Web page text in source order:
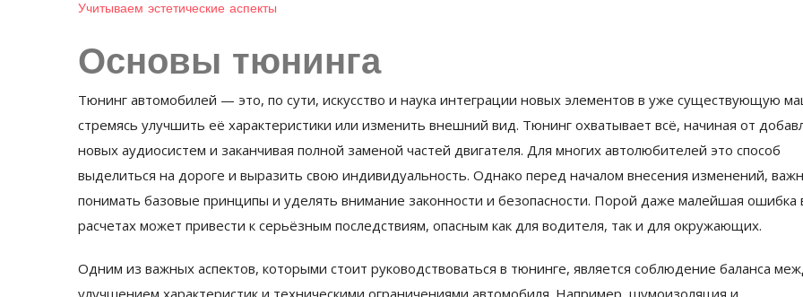
Учитываем эстетические аспекты
Основы тюнинга
Тюнинг автомобилей — это, по сути, искусство и наука интеграции новых элементов в уже существующую
стремясь улучшить её характеристики или изменить внешний вид. Тюнинг охватывает всё, начиная от
новых аудиосистем и заканчивая полной заменой частей двигателя. Для многих автолюбителей это способ
выделиться на дороге и выразить свою индивидуальность. Однако перед началом внесения изменений,
понимать базовые принципы и уделять внимание законности и безопасности. Порой даже малейшая ошибка
расчетах может привести к серьёзным последствиям, опасным как для водителя, так и для окружающих.
Одним из важных аспектов, которыми стоит руководствоваться в тюнинге, является соблюдение баланса